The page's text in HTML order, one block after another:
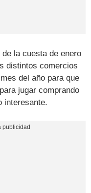
la cuesta de enero
distintos comercios
del año para que
jugar comprando
interesante.